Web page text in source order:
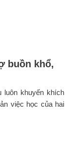
buồn khổ,
luôn khuyến khích
việc học của hai